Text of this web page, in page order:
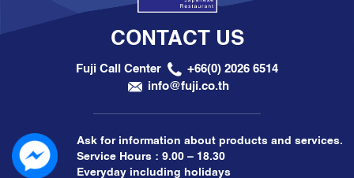
CONTACT US
Fuji Call Center
+66(0) 2026 6514
info@fuji.co.th
Ask for information about products and services.
Service Hours : 9.00 – 18.30
Everyday including holidays